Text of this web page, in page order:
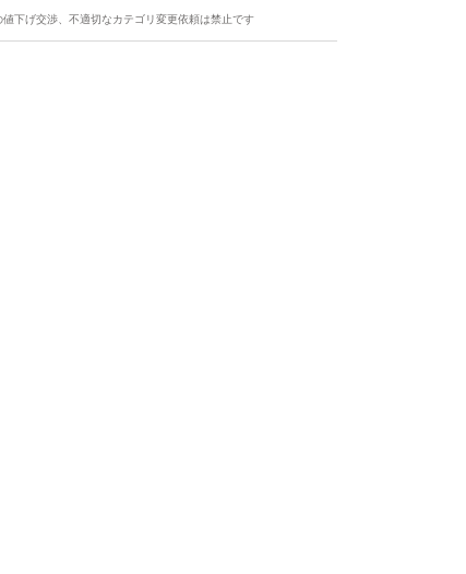
い
下げ交渉、不適切なカテゴリ変更依頼は禁止です